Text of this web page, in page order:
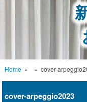
Home» » cover-
cover-arpeggio2023